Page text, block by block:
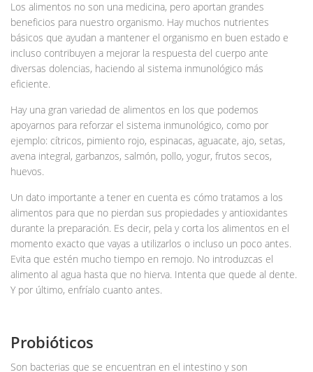
Los alimentos no son una medicina, pero aportan grandes
beneficios para nuestro organismo. Hay muchos nutrientes
básicos que ayudan a mantener el organismo en buen estado e
incluso contribuyen a mejorar la respuesta del cuerpo ante
diversas dolencias, haciendo al sistema inmunológico más
eficiente.
Hay una gran variedad de alimentos en los que podemos
apoyarnos para reforzar el sistema inmunológico, como por
ejemplo: cítricos, pimiento rojo, espinacas, aguacate, ajo, setas,
avena integral, garbanzos, salmón, pollo, yogur, frutos secos,
huevos.
Un dato importante a tener en cuenta es cómo tratamos a los
alimentos para que no pierdan sus propiedades y antioxidantes
durante la preparación. Es decir, pela y corta los alimentos en el
momento exacto que vayas a utilizarlos o incluso un poco antes.
Evita que estén mucho tiempo en remojo. No introduzcas el
alimento al agua hasta que no hierva. Intenta que quede al dente.
Y por último, enfríalo cuanto antes.
Probióticos
Son bacterias que se encuentran en el intestino y son